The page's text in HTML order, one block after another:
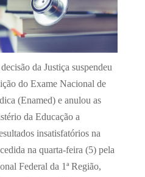
da Justiça suspendeu
do Exame Nacional de
(Enamed) e anulou as
da Educação a
insatisfatórios na
na quarta-feira (5) pela
Federal da 1ª Região,